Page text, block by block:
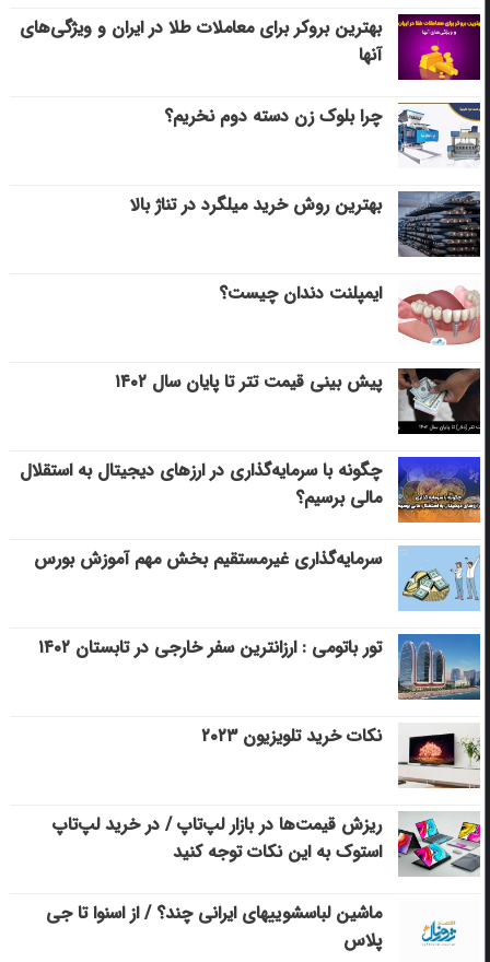
بهترین بروکر برای معاملات طلا در ایران و ویژگی‌های
آنها
چرا بلوک زن دسته دوم نخریم؟
بهترین روش خرید میلگرد در تناژ بالا
ایمپلنت دندان چیست؟
پیش بینی قیمت تتر تا پایان سال ۱۴۰۲
چگونه با سرمایه‌گذاری در ارزهای دیجیتال به استقلال
مالی برسیم؟
سرمایه‌گذاری غیرمستقیم بخش مهم آموزش بورس
تور باتومی : ارزانترین سفر خارجی در تابستان ۱۴۰۲
نکات خرید تلویزیون ۲۰۲۳
ریزش قیمت‌ها در بازار لپ‌تاپ / در خرید لپ‌تاپ
استوک به این نکات توجه کنید
ماشین لباسشویی‎های ایرانی چند؟ / از اسنوا تا جی
پلاس